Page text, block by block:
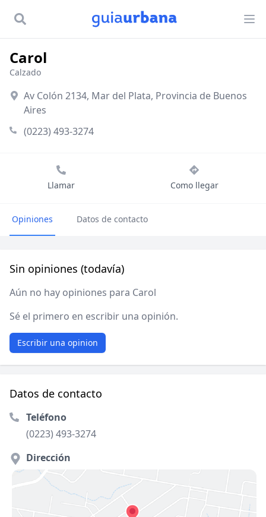
Carol
Calzado
Av Colón 2134, Mar del Plata, Provincia de Buenos
Aires
(0223) 493-3274
Llamar Como llegar
Opiniones Datos de contacto
Sin opiniones (todavía)
Aún no hay opiniones para Carol
Sé el primero en escribir una opinión.
Escribir una opinion
Datos de contacto
Teléfono
(0223) 493-3274
Dirección